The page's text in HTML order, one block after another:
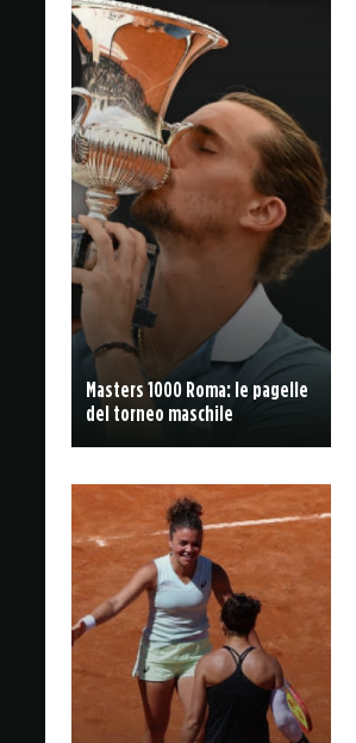
Masters 1000 Roma: le pagelle
del torneo maschile